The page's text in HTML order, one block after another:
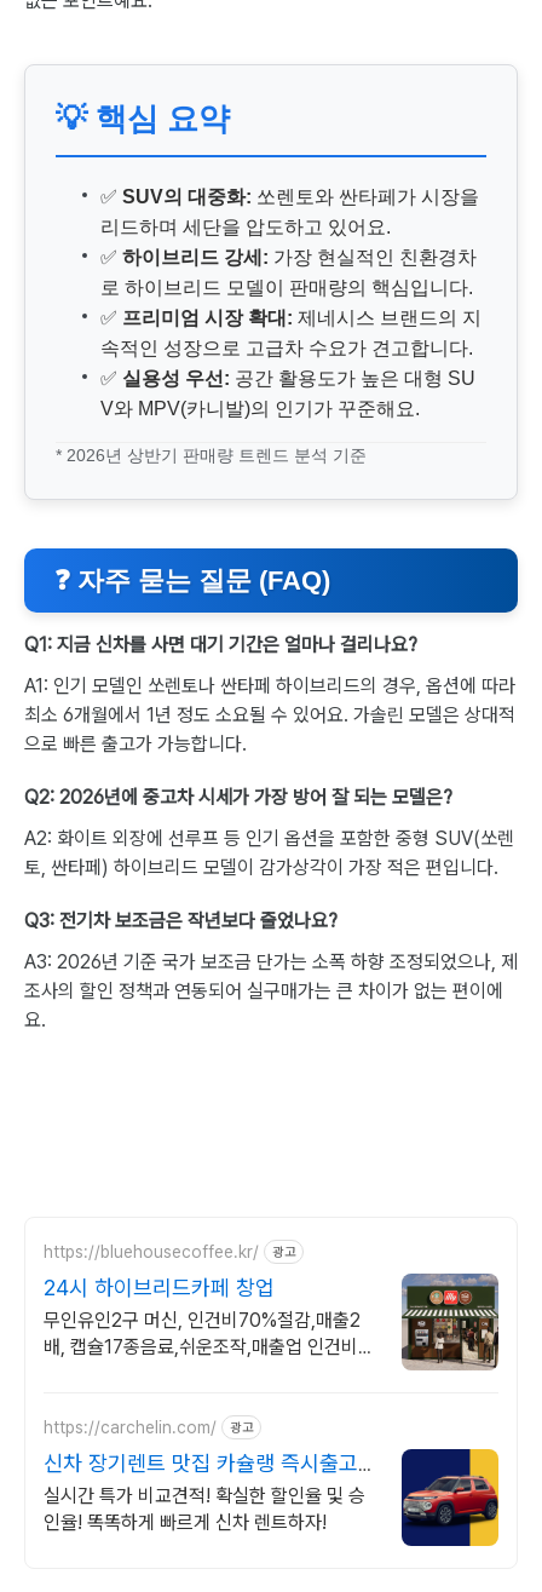
💡 핵심 요약
✅ SUV의 대중화: 쏘렌토와 싼타페가 시장을
리드하며 세단을 압도하고 있어요.
✅ 하이브리드 강세: 가장 현실적인 친환경차
로 하이브리드 모델이 판매량의 핵심입니다.
✅ 프리미엄 시장 확대: 제네시스 브랜드의 지
속적인 성장으로 고급차 수요가 견고합니다.
✅ 실용성 우선: 공간 활용도가 높은 대형 SU
V와 MPV(카니발)의 인기가 꾸준해요.
* 2026년 상반기 판매량 트렌드 분석 기준
❓ 자주 묻는 질문 (FAQ)
Q1: 지금 신차를 사면 대기 기간은 얼마나 걸리나요?
A1: 인기 모델인 쏘렌토나 싼타페 하이브리드의 경우, 옵션에 따라
최소 6개월에서 1년 정도 소요될 수 있어요. 가솔린 모델은 상대적
으로 빠른 출고가 가능합니다.
Q2: 2026년에 중고차 시세가 가장 방어 잘 되는 모델은?
A2: 화이트 외장에 선루프 등 인기 옵션을 포함한 중형 SUV(쏘렌
토, 싼타페) 하이브리드 모델이 감가상각이 가장 적은 편입니다.
Q3: 전기차 보조금은 작년보다 줄었나요?
A3: 2026년 기준 국가 보조금 단가는 소폭 하향 조정되었으나, 제
조사의 할인 정책과 연동되어 실구매가는 큰 차이가 없는 편이에
요.
https://bluehousecoffee.kr/ 광고
24시 하이브리드카페 창업
무인유인2구 머신, 인건비70%절감,매출2
배, 캡슐17종음료,쉬운조작,매출업 인건비
https://carchelin.com/ 광고
신차 장기렌트 맛집 카슐랭 즉시출고
특가 프로모션GO!
실시간 특가 비교견적! 확실한 할인율 및 승
인율! 똑똑하게 빠르게 신차 렌트하자!